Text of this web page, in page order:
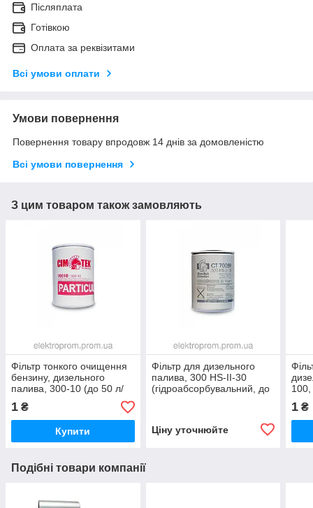
Післяплата
Готівкою
Оплата за реквізитами
Всі умови оплати
Умови повернення
Повернення товару впродовж 14 днів за домовленістю
Всі умови повернення
З цим товаром також замовляють
Фільтр тонкого очищення
бензину, дизельного
палива, 300-10 (до 50 л/
хв) CIM-TEK
1 ₴
Купити
Фільтр для дизельного
палива, 300 HS-II-30
(гідроабсорбувальний, до
Ціну уточнюйте
100,
хв,
1 ₴
Подібні товари компанії